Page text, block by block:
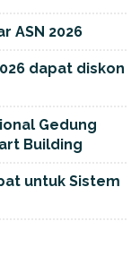
ASN 2026
dapat diskon
Gedung
Building
untuk Sistem